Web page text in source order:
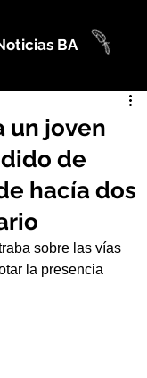
BA
un joven
de
hacía dos
sobre las vías
la presencia